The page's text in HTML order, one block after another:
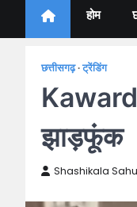
Thiha
होम
छत्तीसगढ़ ट्रेंडिंग
झाड़फूंक
Shashikala Sahu